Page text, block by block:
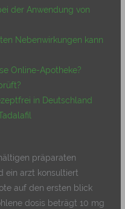
der Anwendung von
Nebenwirkungen kann
Online-Apotheke?
in Deutschland
präparaten
ein arzt konsultiert
auf den ersten blick
dosis beträgt 10 mg